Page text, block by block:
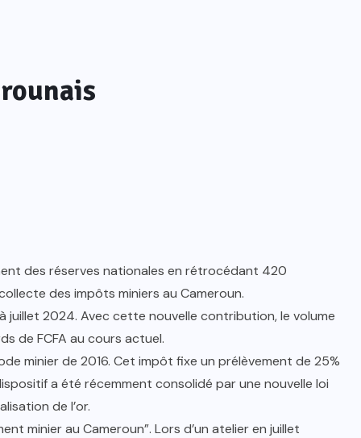
des réserves nationales en rétrocédant 420
des impôts miniers au Cameroun.
juillet 2024. Avec cette nouvelle contribution, le volume
de FCFA au cours actuel.
minier de 2016. Cet impôt fixe un prélèvement de 25%
a été récemment consolidé par une nouvelle loi
de l’or.
minier au Cameroun”. Lors d’un atelier en juillet